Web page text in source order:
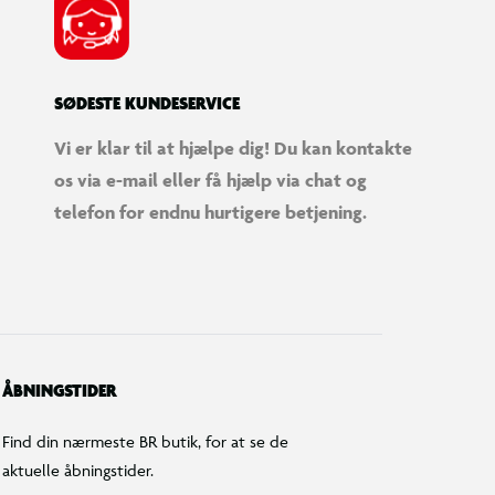
SØDESTE KUNDESERVICE
Vi er klar til at hjælpe dig! Du kan kontakte
os via e-mail eller få hjælp via chat og
telefon for endnu hurtigere betjening.
ÅBNINGSTIDER
Find din nærmeste BR butik, for at se de
aktuelle åbningstider.